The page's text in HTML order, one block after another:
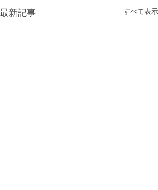
最新記事 すべて表示